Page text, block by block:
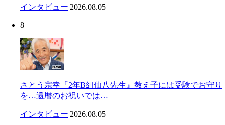
インタビュー|2026.08.05
8
さとう宗幸『2年B組仙八先生』教え子には受験でお守り
を…還暦のお祝いでは…
インタビュー|2026.08.05